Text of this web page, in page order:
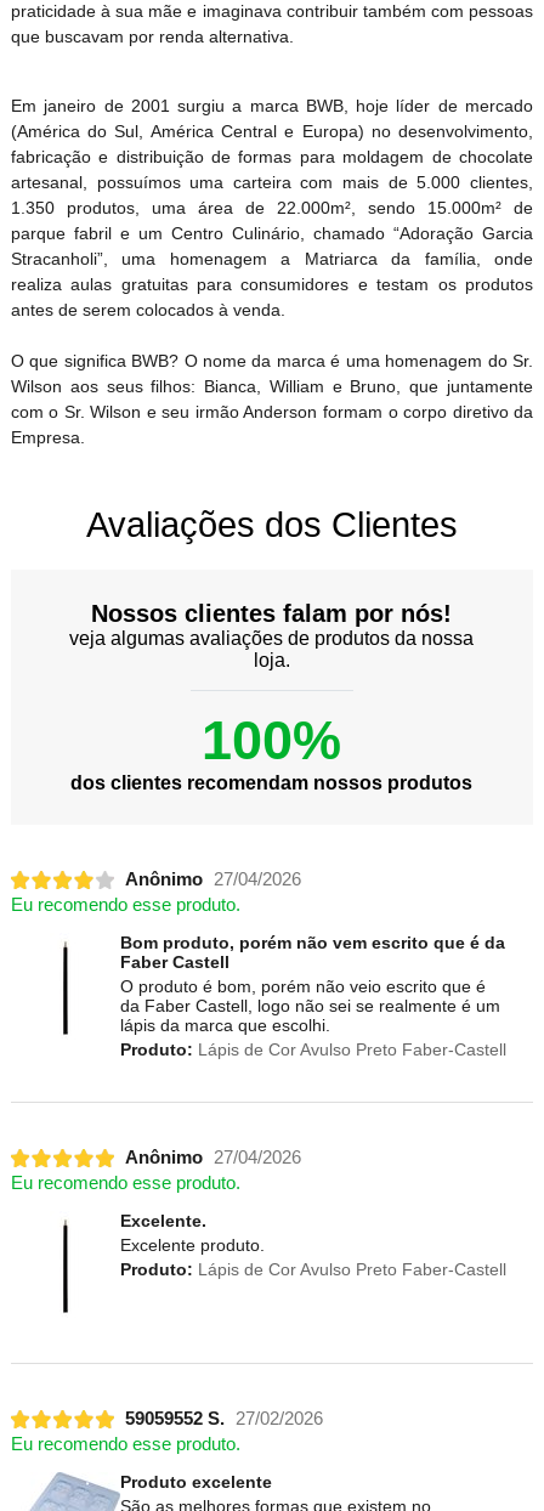
praticidade à sua mãe e imaginava contribuir também com pessoas
que buscavam por renda alternativa.
Em janeiro de 2001 surgiu a marca BWB, hoje líder de mercado
(América do Sul, América Central e Europa) no desenvolvimento,
fabricação e distribuição de formas para moldagem de chocolate
artesanal, possuímos uma carteira com mais de 5.000 clientes,
1.350 produtos, uma área de 22.000m², sendo 15.000m² de
parque fabril e um Centro Culinário, chamado “Adoração Garcia
Stracanholi”, uma homenagem a Matriarca da família, onde
realiza aulas gratuitas para consumidores e testam os produtos
antes de serem colocados à venda.
O que significa BWB? O nome da marca é uma homenagem do Sr.
Wilson aos seus filhos: Bianca, William e Bruno, que juntamente
com o Sr. Wilson e seu irmão Anderson formam o corpo diretivo da
Empresa.
Avaliações dos Clientes
Nossos clientes falam por nós!
veja algumas avaliações de produtos da nossa
loja.
100%
dos clientes recomendam nossos produtos
Anônimo
27/04/2026
Eu recomendo esse produto.
Bom produto, porém não vem escrito que é da
Faber Castell
O produto é bom, porém não veio escrito que é
da Faber Castell, logo não sei se realmente é um
lápis da marca que escolhi.
Produto: Lápis de Cor Avulso Preto Faber-Castell
Anônimo
27/04/2026
Eu recomendo esse produto.
Excelente.
Excelente produto.
Produto: Lápis de Cor Avulso Preto Faber-Castell
59059552 S.
27/02/2026
Eu recomendo esse produto.
Produto excelente
São as melhores formas que existem no